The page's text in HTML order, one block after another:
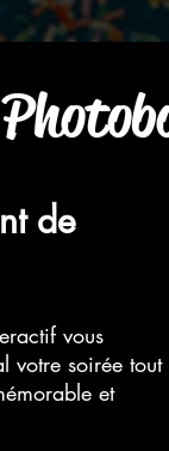
de
vous
votre soirée tout
et